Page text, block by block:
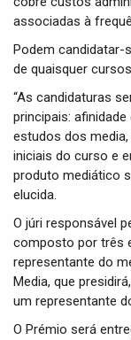
associadas à
Podem candidatar-
de quaisquer
“As candidaturas
principais:
estudos dos
iniciais do curso e
produto mediático
elucida.
O júri responsável
composto por três
representante do
Media, que
um representante
O Prémio será